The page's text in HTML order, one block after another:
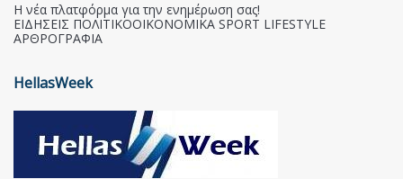
Η νέα πλατφόρμα για την ενημέρωση σας!
ΕΙΔΗΣΕΙΣ ΠΟΛΙΤΙΚΟΟΙΚΟΝΟΜΙΚΑ SPORT LIFESTYLE
ΑΡΘΡΟΓΡΑΦΙΑ
HellasWeek